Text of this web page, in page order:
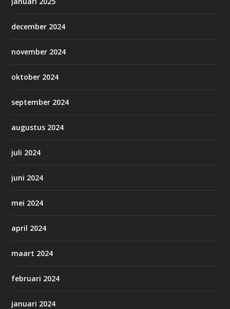
december 2024
november 2024
oktober 2024
september 2024
augustus 2024
juli 2024
juni 2024
mei 2024
april 2024
maart 2024
februari 2024
januari 2024